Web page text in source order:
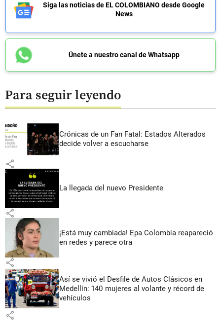
Siga las noticias de EL COLOMBIANO desde Google
News
Únete a nuestro canal de Whatsapp
Para seguir leyendo
Crónicas de un Fan Fatal: Estados Alterados
decide volver a escucharse
share
La llegada del nuevo Presidente
share
¡Está muy cambiada! Epa Colombia reapareció
en redes y parece otra
share
Así se vivió el Desfile de Autos Clásicos en
Medellín: 140 mujeres al volante y récord de
vehículos
share